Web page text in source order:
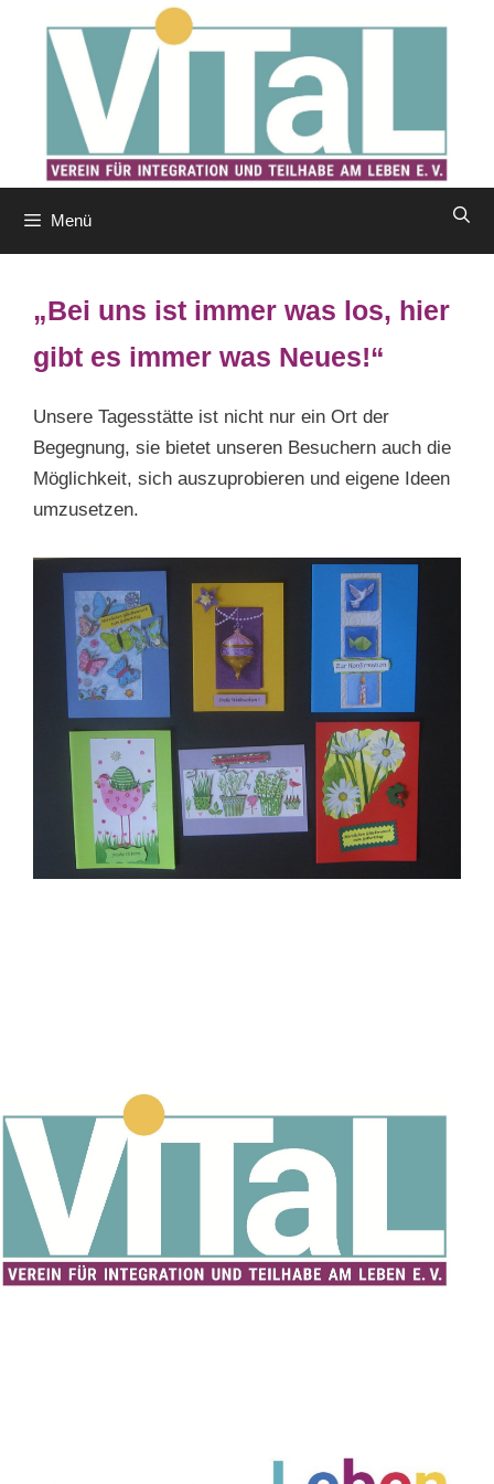
springen
Menü
„Bei uns ist immer was los, hier
gibt es immer was Neues!“
Unsere Tagesstätte ist nicht nur ein Ort der
Begegnung, sie bietet unseren Besuchern auch die
Möglichkeit, sich auszuprobieren und eigene Ideen
umzusetzen.